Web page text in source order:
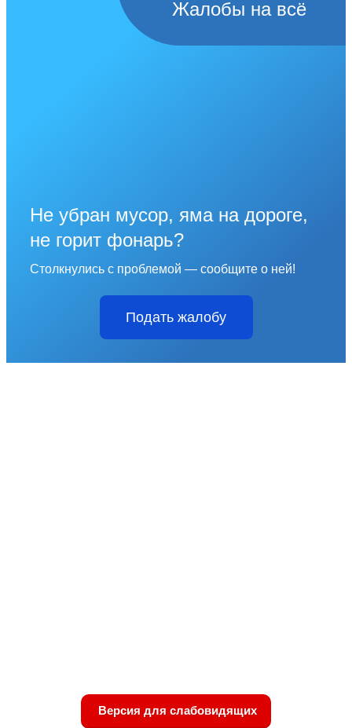
Жалобы на всё
Не убран мусор, яма на дороге,
не горит фонарь?
Столкнулись с проблемой — сообщите о ней!
Подать жалобу
Версия для слабовидящих